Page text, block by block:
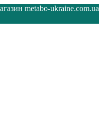
metabo-ukraine.com.ua